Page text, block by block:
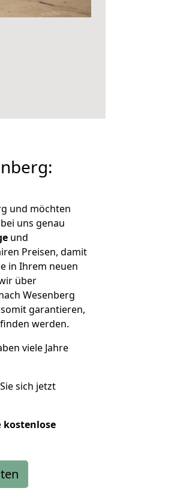
und möchten
uns genau
und
Preisen, damit
in Ihrem neuen
über
Wesenberg
garantieren,
werden.
viele Jahre
sich jetzt
kostenlose